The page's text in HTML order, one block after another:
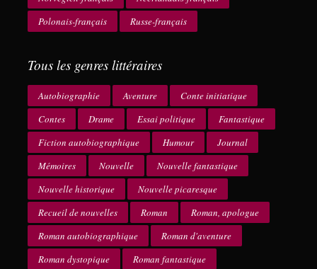
Polonais-français
Russe-français
Tous les genres littéraires
Autobiographie Aventure
Conte initiatique
Contes
Drame Essai politique
Fantastique
Fiction autobiographique
Humour
Journal
Mémoires
Nouvelle
Nouvelle fantastique
Nouvelle historique
Nouvelle picaresque
Recueil de nouvelles
Roman
Roman, apologue
Roman autobiographique
Roman d'aventure
Roman dystopique
Roman fantastique